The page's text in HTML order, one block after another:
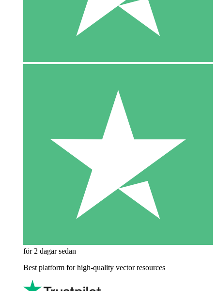
för 2 dagar sedan
Best platform for high-quality vector resources